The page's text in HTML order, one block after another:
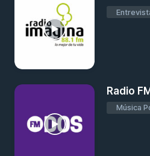
Radio
Música